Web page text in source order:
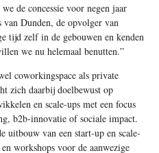
de concessie voor negen jaar
Dunden, de opvolger van
tijd zelf in de gebouwen en kenden
we nu helemaal benutten.”
coworkingspace als private
zich daarbij doelbewust op
en scale-ups met een focus
b2b-innovatie of sociale impact.
uitbouw van een start-up en scale-
workshops voor de aanwezige